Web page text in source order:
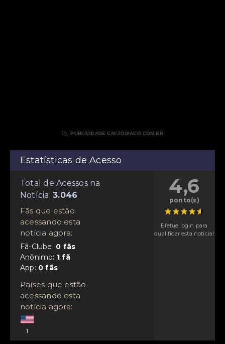
 PUBLICIDADE CAVZODIACO.COM.BR
Estatísticas de Acesso
Total de Acessos na
Notícia:
Fãs que estão
acessando esta
notícia agora:
Fã-Clube:
Anônimo:
App:
Países que estão
acessando esta
notícia agora:
1
4,6
ponto(s)
Efetue login para
qualificar esta notícia!